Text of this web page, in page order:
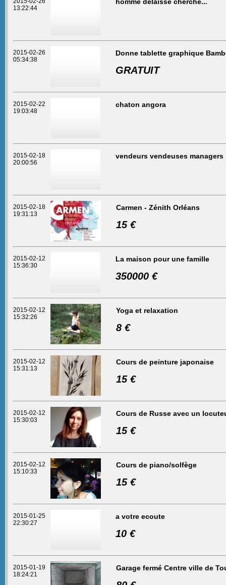
13:22:44
2015-02-26
05:34:38
Donne tablette graphique
GRATUIT
2015-02-22
19:03:48
chaton angora
2015-02-18
20:00:56
vendeurs vendeuses managers
2015-02-18
19:31:13
Carmen - Zénith Orléans
15 €
2015-02-12
15:36:30
La maison pour une famille
350000 €
2015-02-12
15:32:26
Yoga et relaxation
8 €
2015-02-12
15:31:13
Cours de peinture japonaise
15 €
2015-02-12
15:30:03
Cours de Russe avec un
15 €
2015-02-12
15:10:33
Cours de piano/solfège
15 €
2015-01-25
22:30:27
a votre ecoute
10 €
2015-01-19
18:24:21
Garage fermé Centre ville de